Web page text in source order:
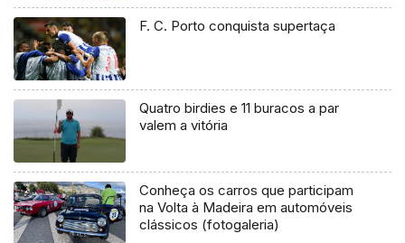
F. C. Porto conquista supertaça
Quatro birdies e 11 buracos a par
valem a vitória
Conheça os carros que participam
na Volta à Madeira em automóveis
clássicos (fotogaleria)